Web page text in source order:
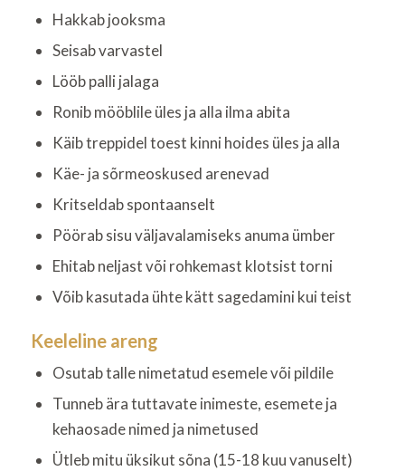
Hakkab jooksma
Seisab varvastel
Lööb palli jalaga
Ronib mööblile üles ja alla ilma abita
Käib treppidel toest kinni hoides üles ja alla
Käe- ja sõrmeoskused arenevad
Kritseldab spontaanselt
Pöörab sisu väljavalamiseks anuma ümber
Ehitab neljast või rohkemast klotsist torni
Võib kasutada ühte kätt sagedamini kui teist
Keeleline areng
Osutab talle nimetatud esemele või pildile
Tunneb ära tuttavate inimeste, esemete ja
kehaosade nimed ja nimetused
Ütleb mitu üksikut sõna (15-18 kuu vanuselt)